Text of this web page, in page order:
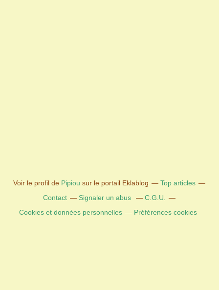
Voir le profil de Pipiou sur le portail Eklablog
Top articles
Contact
Signaler un abus
C.G.U.
Cookies et données personnelles
Préférences cookies